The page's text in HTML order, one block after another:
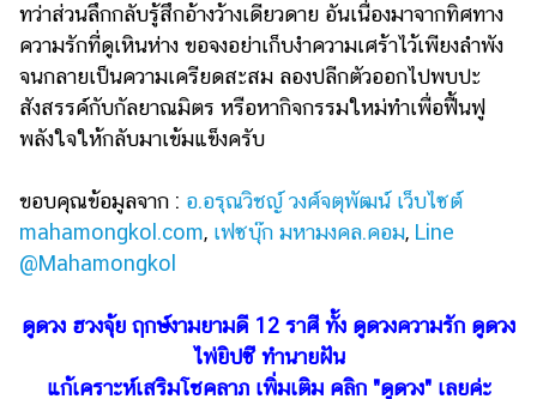
ทว่าส่วนลึกกลับรู้สึกอ้างว้างเดียวดาย อันเนื่องมาจากทิศทาง
ความรักที่ดูเหินห่าง ขอจงอย่าเก็บงำความเศร้าไว้เพียงลำพัง
จนกลายเป็นความเครียดสะสม ลองปลีกตัวออกไปพบปะ
สังสรรค์กับกัลยาณมิตร หรือหากิจกรรมใหม่ทำเพื่อฟื้นฟู
พลังใจให้กลับมาเข้มแข็งครับ
ขอบคุณข้อมูลจาก : อ.อรุณวิชญ์ วงศ์จตุพัฒน์ เว็บไซต์
mahamongkol.com, เฟซบุ๊ก มหามงคล.คอม, Line
@Mahamongkol
ดูดวง ฮวงจุ้ย ฤกษ์งามยามดี 12 ราศี ทั้ง ดูดวงความรัก ดูดวง
ไพ่ยิปซี ทํานายฝัน
แก้เคราะห์เสริมโชคลาภ เพิ่มเติม คลิก "ดูดวง" เลยค่ะ